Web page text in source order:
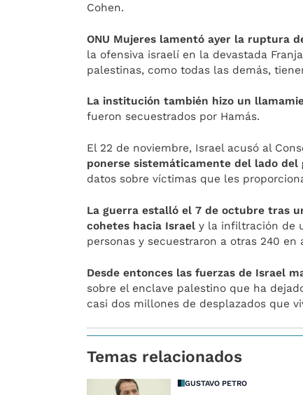
Cohen.
ONU Mujeres lamentó ayer la ruptura
la ofensiva israelí en la devastada
palestinas, como todas las demás,
La institución también hizo un
fueron secuestrados por Hamás.
El 22 de noviembre, Israel acusó al
ponerse sistemáticamente del lado del
datos sobre víctimas que les
La guerra estalló el 7 de octubre tras
cohetes hacia Israel y la infiltración de
personas y secuestraron a otras 240 en
Desde entonces las fuerzas de Israel
sobre el enclave palestino que ha
casi dos millones de desplazados que
Temas relacionados
GUSTAVO PETRO